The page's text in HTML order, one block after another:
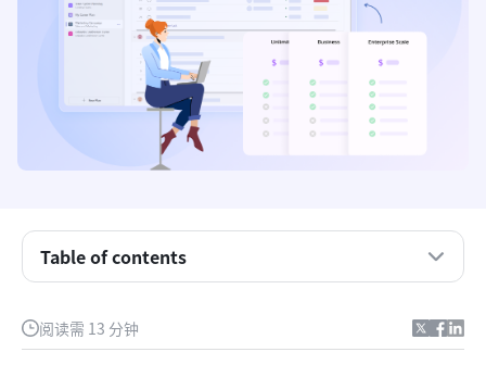
阅读需 13 分钟
Table of contents
什么是 Microsoft Planner？
Microsoft Planner 用来做什么？
解析 Microsoft Planner 套餐和定价：每个等级的含
浏览 Microsoft Planner 插件和额外费用
选择 Microsoft Planner 的优缺点
Microsoft Planner适合您的业务吗？